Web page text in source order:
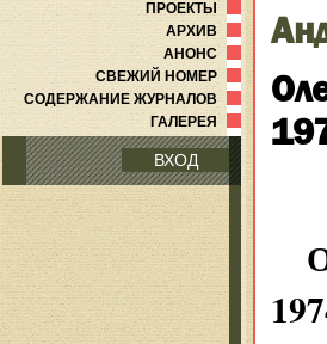
ПРОЕКТЫ
АРХИВ
АНОНС
СВЕЖИЙ НОМЕР
СОДЕРЖАНИЕ ЖУРНАЛОВ
ГАЛЕРЕЯ
ВХОД